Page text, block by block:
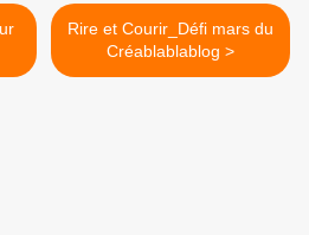
Rire et Courir_Défi mars du
Créablablablog >